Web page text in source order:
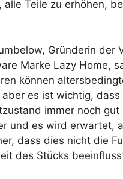
alle Teile zu erhöhen,
Gründerin der
Marke Lazy Home,
können
aber es ist wichtig, dass
immer noch gut
und es wird erwartet,
dass dies nicht die
des Stücks